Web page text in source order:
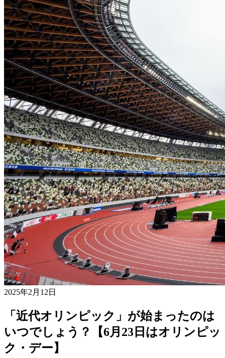
2025年2月12日
「近代オリンピック」が始まったのは
いつでしょう？【6月23日はオリンピッ
ク・デー】